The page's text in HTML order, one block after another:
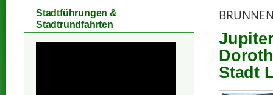
Stadt
Stadtführungen &
Stadtrundfahrten